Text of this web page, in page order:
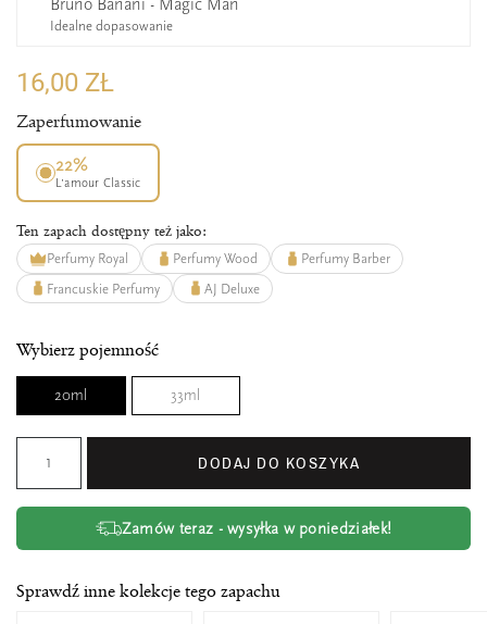
Bruno Banani - Magic Man
Idealne dopasowanie
16,00 ZŁ
Zaperfumowanie
22%
L’amour Classic
Ten zapach dostępny też jako:
Perfumy Royal Perfumy Wood
Perfumy Barber
Francuskie Perfumy
AJ Deluxe
Wybierz pojemność
20ml 33ml
DODAJ DO KOSZYKA
Zamów teraz - wysyłka w poniedziałek!
Sprawdź inne kolekcje tego zapachu